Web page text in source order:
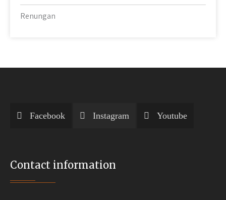
Renungan
Facebook Instagram Youtube
Contact information